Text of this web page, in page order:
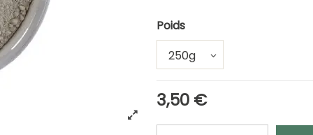
Poids
3,50 €